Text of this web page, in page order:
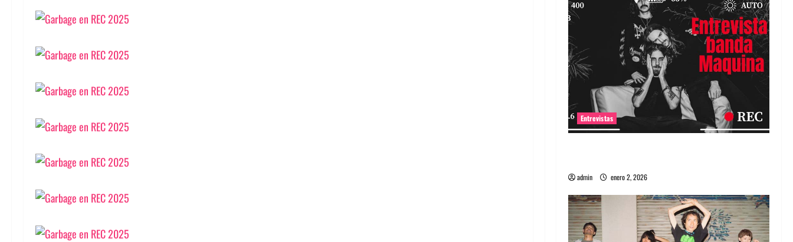
Entrevistas
admin enero 2, 2026